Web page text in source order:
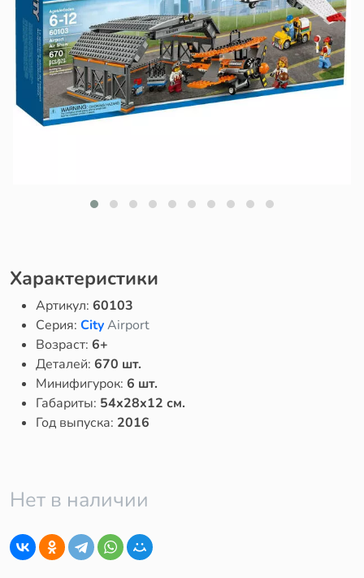
Характеристики
Артикул: 60103
Серия: CityAirport
Возраст: 6+
Деталей: 670 шт.
Минифигурок: 6 шт.
Габариты: 54x28x12 см.
Год выпуска: 2016
Нет в наличии